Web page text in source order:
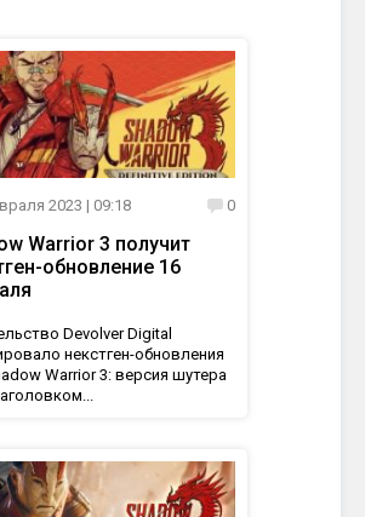
2023 | 09:18 0
Warrior 3 получит
обновление 16
Devolver Digital
некстген-обновления
Warrior 3: версия шутера